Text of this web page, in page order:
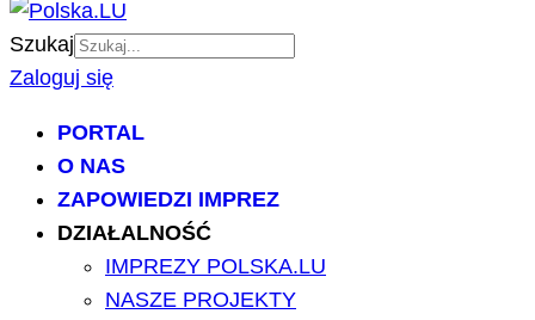
Szukaj
Zaloguj się
PORTAL
O NAS
ZAPOWIEDZI IMPREZ
DZIAŁALNOŚĆ
IMPREZY POLSKA.LU
NASZE PROJEKTY